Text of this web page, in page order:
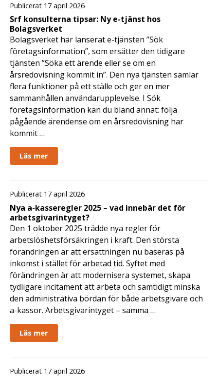
Publicerat 17 april 2026
Srf konsulterna tipsar: Ny e-tjänst hos
Bolagsverket
Bolagsverket har lanserat e-tjänsten ”Sök
företagsinformation”, som ersätter den tidigare
tjänsten ”Söka ett ärende eller se om en
årsredovisning kommit in”. Den nya tjänsten samlar
flera funktioner på ett ställe och ger en mer
sammanhållen användarupplevelse. I Sök
företagsinformation kan du bland annat: följa
pågående ärendense om en årsredovisning har
kommit …
Läs mer
Publicerat 17 april 2026
Nya a-kasseregler 2025 – vad innebär det för
arbetsgivarintyget?
Den 1 oktober 2025 trädde nya regler för
arbetslöshetsförsäkringen i kraft. Den största
förändringen är att ersättningen nu baseras på
inkomst i stället för arbetad tid. Syftet med
förändringen är att modernisera systemet, skapa
tydligare incitament att arbeta och samtidigt minska
den administrativa bördan för både arbetsgivare och
a-kassor. Arbetsgivarintyget – samma …
Läs mer
Publicerat 17 april 2026